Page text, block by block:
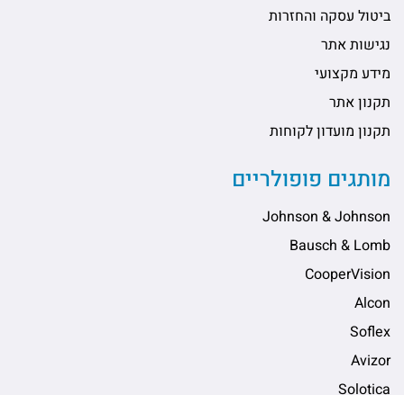
ביטול עסקה והחזרות
נגישות אתר
מידע מקצועי
תקנון אתר
תקנון מועדון לקוחות
מותגים פופולריים
Johnson & Johnson
Bausch & Lomb
CooperVision
Alcon
Soflex
Avizor
Solotica